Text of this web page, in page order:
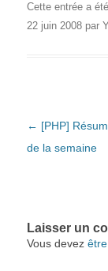
Cette entrée a
22 juin 2008 par
Navigation
← [PHP]
de la semaine
Laisser un
Vous devez